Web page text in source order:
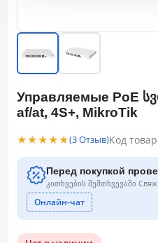
Управляемые PoE
af/at, 4S+, MikroTik
★★★★★(3 Отзыв)Код
Перед покупкой
კითხვების შემთხვევაში
Онлайн-чат